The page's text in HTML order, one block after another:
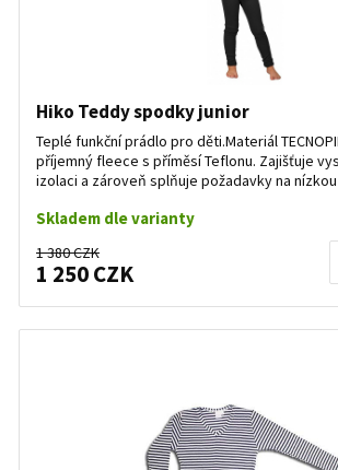
Hiko Teddy spodky junior
Teplé funkční prádlo pro děti.Materiál
příjemný fleece s příměsí Teflonu. Zajišťuje
izolaci a zároveň splňuje požadavky na nízkou
Skladem dle varianty
1 380 CZK
1 250 CZK